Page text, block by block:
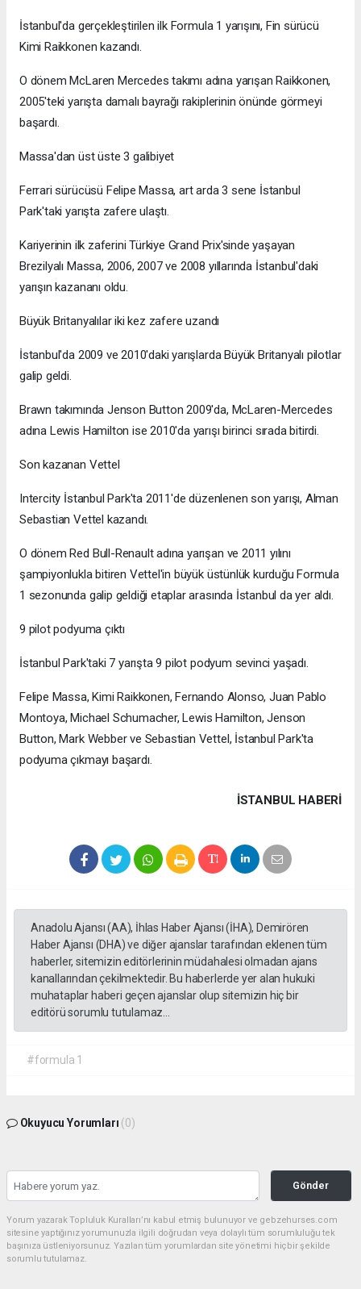
İstanbul'da gerçekleştirilen ilk Formula 1 yarışını, Fin sürücü
Kimi Raikkonen kazandı.
O dönem McLaren Mercedes takımı adına yarışan Raikkonen,
2005'teki yarışta damalı bayrağı rakiplerinin önünde görmeyi
başardı.
Massa'dan üst üste 3 galibiyet
Ferrari sürücüsü Felipe Massa, art arda 3 sene İstanbul
Park'taki yarışta zafere ulaştı.
Kariyerinin ilk zaferini Türkiye Grand Prix'sinde yaşayan
Brezilyalı Massa, 2006, 2007 ve 2008 yıllarında İstanbul'daki
yarışın kazananı oldu.
Büyük Britanyalılar iki kez zafere uzandı
İstanbul'da 2009 ve 2010'daki yarışlarda Büyük Britanyalı pilotlar
galip geldi.
Brawn takımında Jenson Button 2009'da, McLaren-Mercedes
adına Lewis Hamilton ise 2010'da yarışı birinci sırada bitirdi.
Son kazanan Vettel
Intercity İstanbul Park'ta 2011'de düzenlenen son yarışı, Alman
Sebastian Vettel kazandı.
O dönem Red Bull-Renault adına yarışan ve 2011 yılını
şampiyonlukla bitiren Vettel'in büyük üstünlük kurduğu Formula
1 sezonunda galip geldiği etaplar arasında İstanbul da yer aldı.
9 pilot podyuma çıktı
İstanbul Park'taki 7 yarışta 9 pilot podyum sevinci yaşadı.
Felipe Massa, Kimi Raikkonen, Fernando Alonso, Juan Pablo
Montoya, Michael Schumacher, Lewis Hamilton, Jenson
Button, Mark Webber ve Sebastian Vettel, İstanbul Park'ta
podyuma çıkmayı başardı.
İSTANBUL HABERİ
Anadolu Ajansı (AA), İhlas Haber Ajansı (İHA), Demirören
Haber Ajansı (DHA) ve diğer ajanslar tarafından eklenen tüm
haberler, sitemizin editörlerinin müdahalesi olmadan ajans
kanallarından çekilmektedir. Bu haberlerde yer alan hukuki
muhataplar haberi geçen ajanslar olup sitemizin hiç bir
editörü sorumlu tutulamaz...
#formula 1
Okuyucu Yorumları (0)
Gönder
Yorum yazarak Topluluk Kuralları’nı kabul etmiş bulunuyor ve gebzehurses.com
sitesine yaptığınız yorumunuzla ilgili doğrudan veya dolaylı tüm sorumluluğu tek
başınıza üstleniyorsunuz. Yazılan tüm yorumlardan site yönetimi hiçbir şekilde
sorumlu tutulamaz.